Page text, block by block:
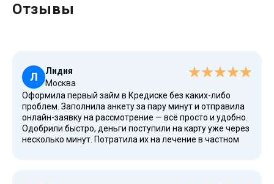
Отзывы
Л
Лидия
Москва
Оформила первый займ в Кредиске без каких-либо
проблем. Заполнила анкету за пару минут и отправила
онлайн-заявку на рассмотрение — всё просто и удобно.
Одобрили быстро, деньги поступили на карту уже через
несколько минут. Потратила их на лечение в частном